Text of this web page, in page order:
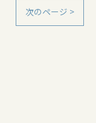
次のページ >